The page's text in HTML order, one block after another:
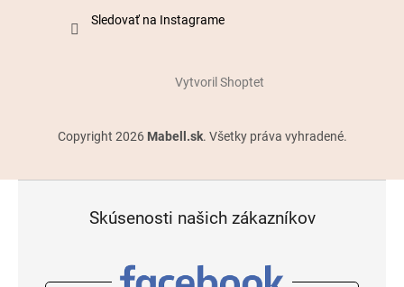
Sledovať na Instagrame
Vytvoril Shoptet
Copyright 2026 Mabell.sk. Všetky práva vyhradené.
Skúsenosti našich zákazníkov